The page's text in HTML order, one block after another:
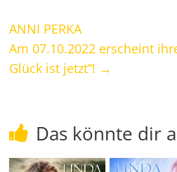
ANNI PERKA
Am 07.10.2022 erscheint
Glück ist jetzt“! →
Das könnte dir